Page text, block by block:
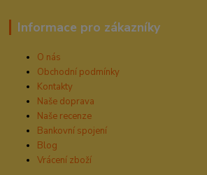
Informace pro zákazníky
O nás
Obchodní podmínky
Kontakty
Naše doprava
Naše recenze
Bankovní spojení
Blog
Vrácení zboží